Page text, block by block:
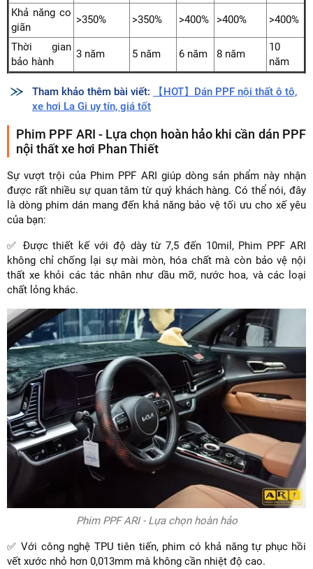
Khả năng co
giãn
>350% >350% >400% >400% >400%
Thời gian
bảo hành
3 năm 5 năm 6 năm 8 năm
10
năm
Tham khảo thêm bài viết:
【HOT】Dán PPF nội thất ô tô,
xe hơi La Gi uy tín, giá tốt
Phim PPF ARI - Lựa chọn hoàn hảo khi cần dán PPF
nội thất xe hơi Phan Thiết
Sự vượt trội của Phim PPF ARI giúp dòng sản phẩm này nhận
được rất nhiều sự quan tâm từ quý khách hàng. Có thể nói, đây
là dòng phim dán mang đến khả năng bảo vệ tối ưu cho xế yêu
của bạn:
✅ Được thiết kế với độ dày từ 7,5 đến 10mil, Phim PPF ARI
không chỉ chống lại sự mài mòn, hóa chất mà còn bảo vệ nội
thất xe khỏi các tác nhân như dầu mỡ, nước hoa, và các loại
chất lỏng khác.
Phim PPF ARI - Lựa chọn hoàn hảo
✅ Với công nghệ TPU tiên tiến, phim có khả năng tự phục hồi
vết xước nhỏ hơn 0,013mm mà không cần nhiệt độ cao.